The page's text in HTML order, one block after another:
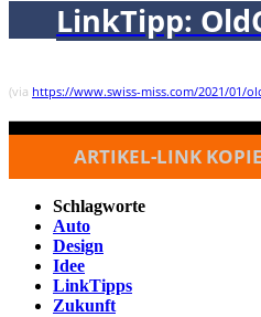
LinkTipp:
(via https://www.swiss-miss.com/2021/01/
ARTIKEL-LINK
Schlagworte
Auto
Design
Idee
LinkTipps
Zukunft